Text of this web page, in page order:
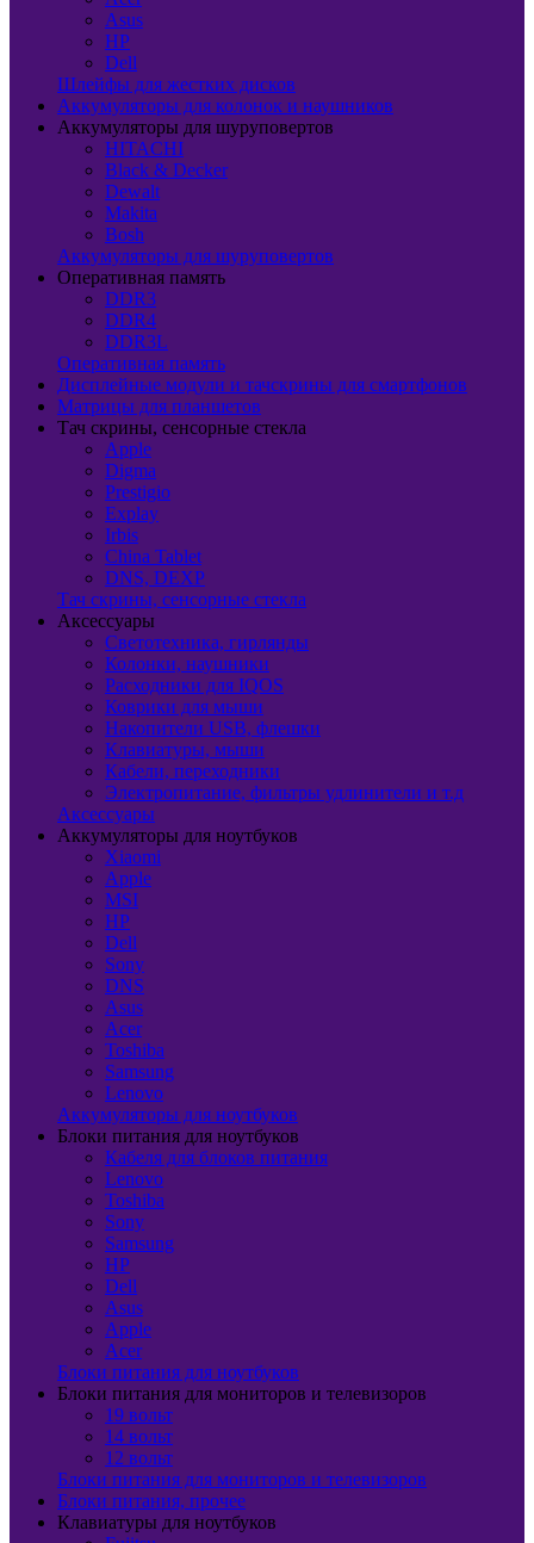
Asus
HP
Dell
Шлейфы для жестких дисков
Аккумуляторы для колонок и наушников
Аккумуляторы для шуруповертов
HITACHI
Black & Decker
Dewalt
Makita
Bosh
Аккумуляторы для шуруповертов
Оперативная память
DDR3
DDR4
DDR3L
Оперативная память
Дисплейные модули и тачскрины для смартфонов
Матрицы для планшетов
Тач скрины, сенсорные стекла
Apple
Digma
Prestigio
Explay
Irbis
China Tablet
DNS, DEXP
Тач скрины, сенсорные стекла
Аксессуары
Светотехника, гирлянды
Колонки, наушники
Расходники для IQOS
Коврики для мыши
Накопители USB, флешки
Клавиатуры, мыши
Кабели, переходники
Электропитание, фильтры удлинители и т.д
Аксессуары
Аккумуляторы для ноутбуков
Xiaomi
Apple
MSI
HP
Dell
Sony
DNS
Asus
Acer
Toshiba
Samsung
Lenovo
Аккумуляторы для ноутбуков
Блоки питания для ноутбуков
Кабеля для блоков питания
Lenovo
Toshiba
Sony
Samsung
HP
Dell
Asus
Apple
Acer
Блоки питания для ноутбуков
Блоки питания для мониторов и телевизоров
19 вольт
14 вольт
12 вольт
Блоки питания для мониторов и телевизоров
Блоки питания, прочее
Клавиатуры для ноутбуков